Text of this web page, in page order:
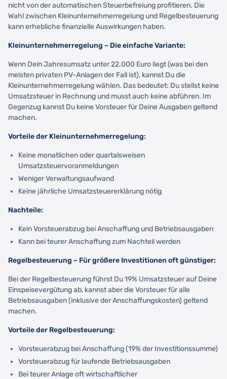
nicht von der automatischen Steuerbefreiung profitieren. Die
Wahl zwischen Kleinunternehmerregelung und Regelbesteuerung
kann erhebliche finanzielle Auswirkungen haben.
Kleinunternehmerregelung – Die einfache Variante:
Wenn Dein Jahresumsatz unter 22.000 Euro liegt (was bei den
meisten privaten PV-Anlagen der Fall ist), kannst Du die
Kleinunternehmerregelung wählen. Das bedeutet: Du stellst keine
Umsatzsteuer in Rechnung und musst auch keine abführen. Im
Gegenzug kannst Du keine Vorsteuer für Deine Ausgaben geltend
machen.
Vorteile der Kleinunternehmerregelung:
Keine monatlichen oder quartalsweisen
Umsatzsteuervoranmeldungen
Weniger Verwaltungsaufwand
Keine jährliche Umsatzsteuererklärung nötig
Nachteile:
Kein Vorsteuerabzug bei Anschaffung und Betriebsausgaben
Kann bei teurer Anschaffung zum Nachteil werden
Regelbesteuerung – Für größere Investitionen oft günstiger:
Bei der Regelbesteuerung führst Du 19% Umsatzsteuer auf Deine
Einspeisevergütung ab, kannst aber die Vorsteuer für alle
Betriebsausgaben (inklusive der Anschaffungskosten) geltend
machen.
Vorteile der Regelbesteuerung:
Vorsteuerabzug bei Anschaffung (19% der Investitionssumme)
Vorsteuerabzug für laufende Betriebsausgaben
Bei teurer Anlage oft wirtschaftlicher